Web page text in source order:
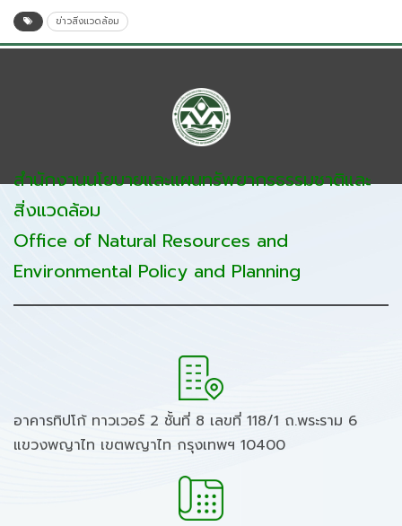
ข่าวสิ่งแวดล้อม
สำนักงานนโยบายและแผนทรัพยากรธรรมชาติและ
สิ่งแวดล้อม
Office of Natural Resources and
Environmental Policy and Planning
อาคารทิปโก้ ทาวเวอร์ 2 ชั้นที่ 8 เลขที่ 118/1 ถ.พระราม 6
แขวงพญาไท เขตพญาไท กรุงเทพฯ 10400